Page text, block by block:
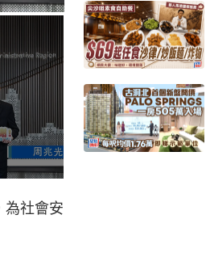
為社會安